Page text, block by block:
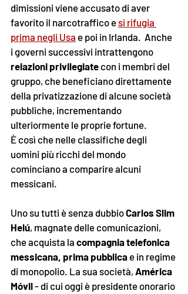
dimissioni viene accusato di aver
favorito il narcotraffico e si rifugia
prima negli Usa e poi in Irlanda.  Anche
i governi successivi intrattengono
relazioni privilegiate con i membri del
gruppo, che beneficiano direttamente
della privatizzazione di alcune società
pubbliche, incrementando
ulteriormente le proprie fortune.
È così che nelle classifiche degli
uomini più ricchi del mondo
cominciano a comparire alcuni
messicani.
Uno su tutti è senza dubbio Carlos Slim
Helú, magnate delle comunicazioni,
che acquista la compagnia telefonica
messicana, prima pubblica e in regime
di monopolio. La sua società, América
Móvil - di cui oggi è presidente onorario